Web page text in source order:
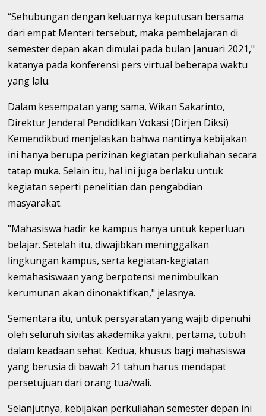
“Sehubungan dengan keluarnya keputusan bersama
dari empat Menteri tersebut, maka pembelajaran di
semester depan akan dimulai pada bulan Januari 2021,"
katanya pada konferensi pers virtual beberapa waktu
yang lalu.
Dalam kesempatan yang sama, Wikan Sakarinto,
Direktur Jenderal Pendidikan Vokasi (Dirjen Diksi)
Kemendikbud menjelaskan bahwa nantinya kebijakan
ini hanya berupa perizinan kegiatan perkuliahan secara
tatap muka. Selain itu, hal ini juga berlaku untuk
kegiatan seperti penelitian dan pengabdian
masyarakat.
"Mahasiswa hadir ke kampus hanya untuk keperluan
belajar. Setelah itu, diwajibkan meninggalkan
lingkungan kampus, serta kegiatan-kegiatan
kemahasiswaan yang berpotensi menimbulkan
kerumunan akan dinonaktifkan," jelasnya.
Sementara itu, untuk persyaratan yang wajib dipenuhi
oleh seluruh sivitas akademika yakni, pertama, tubuh
dalam keadaan sehat. Kedua, khusus bagi mahasiswa
yang berusia di bawah 21 tahun harus mendapat
persetujuan dari orang tua/wali.
Selanjutnya, kebijakan perkuliahan semester depan ini